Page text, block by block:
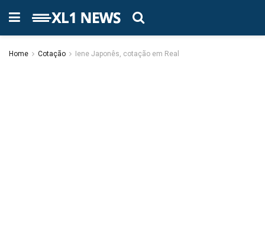
Home Cotação Iene Japonês, cotação em Real